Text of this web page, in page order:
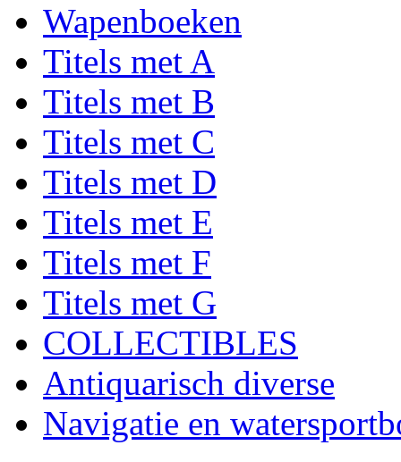
Wapenboeken
Titels met A
Titels met B
Titels met C
Titels met D
Titels met E
Titels met F
Titels met G
COLLECTIBLES
Antiquarisch diverse
Navigatie en